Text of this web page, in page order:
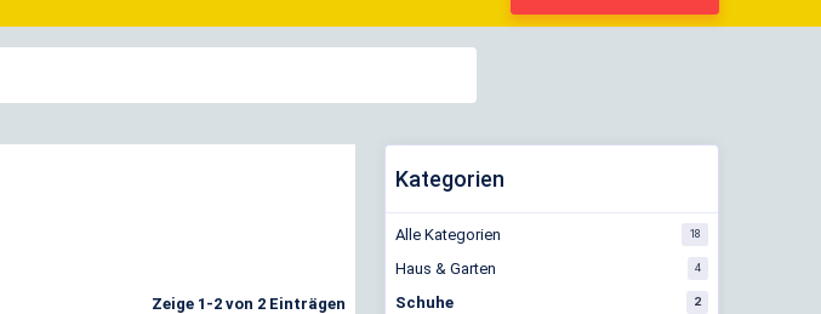
Zeige 1-2 von 2 Einträgen
Kategorien
Alle Kategorien 18
Haus & Garten 4
Schuhe 2